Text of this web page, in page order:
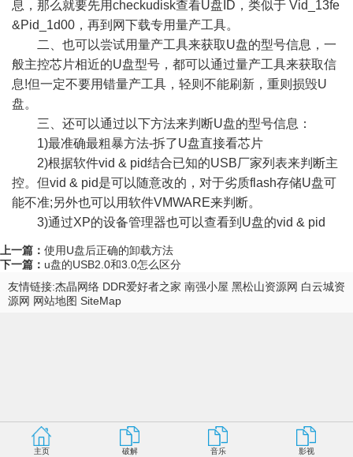
息，那么就要先用checkudisk查看U盘ID，类似于 Vid_13fe
&Pid_1d00，再到网下载专用量产工具。
二、也可以尝试用量产工具来获取U盘的型号信息，一
般主控芯片相近的U盘型号，都可以通过量产工具来获取信
息!但一定不要用错量产工具，轻则不能刷新，重则损毁U
盘。
三、还可以通过以下方法来判断U盘的型号信息：
1)最准确最粗暴方法-拆了U盘直接看芯片
2)根据软件vid & pid结合已知的USB厂家列表来判断主
控。但vid & pid是可以随意改的，对于劣质flash存储U盘可
能不准;另外也可以用软件VMWARE来判断。
3)通过XP的设备管理器也可以查看到U盘的vid & pid
上一篇： 使用U盘后正确的卸载方法
下一篇： u盘的USB2.0和3.0怎么区分
友情链接:杰晶网络 DDR爱好者之家 南强小屋 黑松山资源网 白云城资
源网 网站地图 SiteMap
主页 破解 音乐 影视